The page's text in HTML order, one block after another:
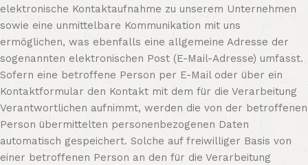
elektronische Kontaktaufnahme zu unserem Unternehmen
sowie eine unmittelbare Kommunikation mit uns
ermöglichen, was ebenfalls eine allgemeine Adresse der
sogenannten elektronischen Post (E-Mail-Adresse) umfasst.
Sofern eine betroffene Person per E-Mail oder über ein
Kontaktformular den Kontakt mit dem für die Verarbeitung
Verantwortlichen aufnimmt, werden die von der betroffenen
Person übermittelten personenbezogenen Daten
automatisch gespeichert. Solche auf freiwilliger Basis von
einer betroffenen Person an den für die Verarbeitung